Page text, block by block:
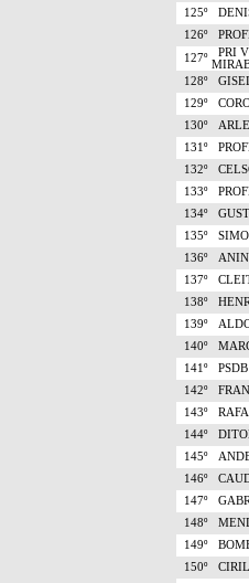
125º
126º
127º
PRI
128º
129º
130º
131º
132º
133º
134º
135º
136º
137º
138º
139º
140º
141º
PSDB
142º
143º
144º
145º
146º
147º
148º
149º
150º